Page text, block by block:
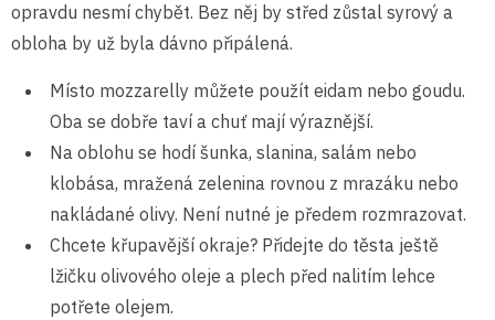
opravdu nesmí chybět. Bez něj by střed zůstal syrový a
obloha by už byla dávno připálená.
Místo mozzarelly můžete použít eidam nebo goudu.
Oba se dobře taví a chuť mají výraznější.
Na oblohu se hodí šunka, slanina, salám nebo
klobása, mražená zelenina rovnou z mrazáku nebo
nakládané olivy. Není nutné je předem rozmrazovat.
Chcete křupavější okraje? Přidejte do těsta ještě
lžičku olivového oleje a plech před nalitím lehce
potřete olejem.